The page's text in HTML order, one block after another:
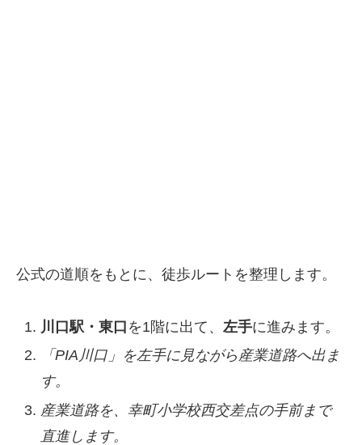
公式の道順をもとに、徒歩ルートを整理します。
川口駅・東口 を1階に出て、 左手に進みます。
「PIA川口」を左手に見ながら産業道路へ出ま
す。
産業道路を、幸町小学校西交差点の手前まで
直進します。